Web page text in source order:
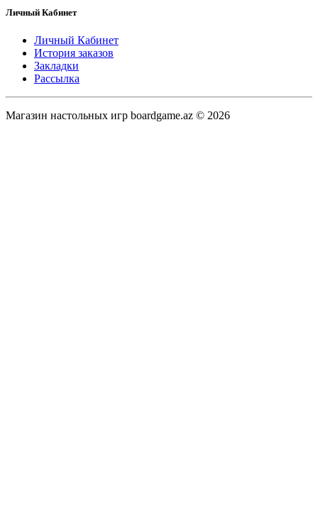
Личный Кабинет
Личный Кабинет
История заказов
Закладки
Рассылка
Магазин настольных игр boardgame.az © 2026